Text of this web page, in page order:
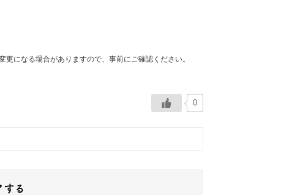
になる場合がありますので、事前にご確認ください。
0
する